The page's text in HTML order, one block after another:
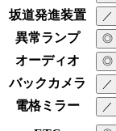
坂道発進装置 ／
異常ランプ ◎
オーディオ ◎
バックカメラ ／
電格ミラー ／